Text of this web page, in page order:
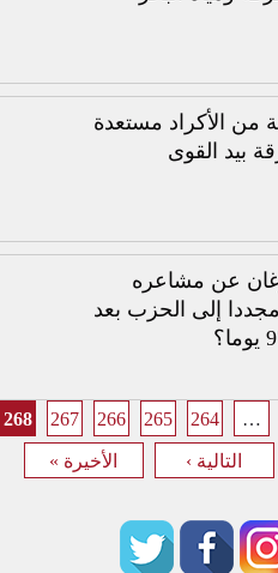
من الأكراد مستعدة
بيد القوى
عن مشاعره
إلى الحزب بعد
…
264
265
266
267
268
التالية › الأخيرة »